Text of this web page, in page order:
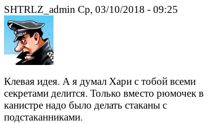
SHTRLZ_admin Ср, 03/10/2018 - 09:25
Клевая идея. А я думал Хари с тобой всеми
секретами делится. Только вместо рюмочек в
канистре надо было делать стаканы с
подстаканниками.